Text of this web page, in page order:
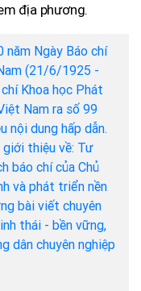
địa phương.
năm Ngày Báo chí
(21/6/1925 -
Khoa học Phát
Nam ra số 99
nội dung hấp dẫn.
giới thiệu về: Tư
báo chí của Chủ
và phát triển nền
bài viết chuyên
thái - bền vững,
dân chuyên nghiệp